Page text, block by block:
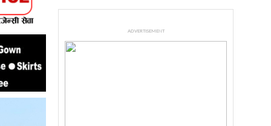
ADVERTISEMENT